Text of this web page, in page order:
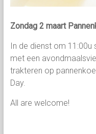
Zondag 2 maart
In de dienst om 11:00u
met een
trakteren op
Day.
All are welcome!